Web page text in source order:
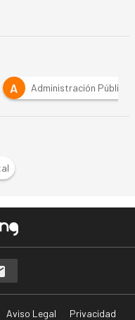
D Digitalización
Aviso Legal
Privacidad